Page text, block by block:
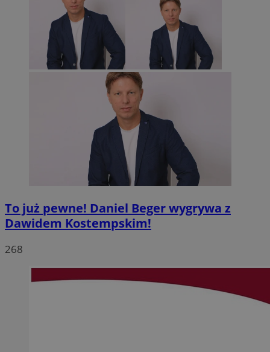
To już pewne! Daniel Beger wygrywa z
Dawidem Kostempskim!
268